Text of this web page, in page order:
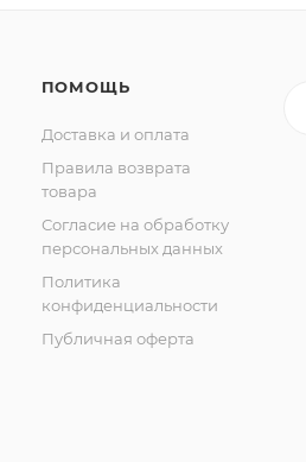
ПОМОЩЬ
Доставка и оплата
Правила возврата
товара
Согласие на обработку
персональных данных
Политика
конфиденциальности
Публичная оферта